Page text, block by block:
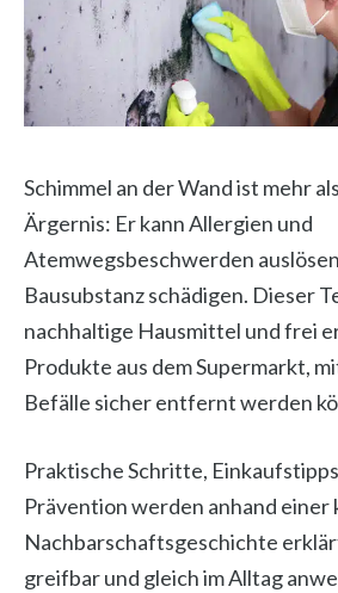
Schimmel an der Wand ist mehr
Ärgernis: Er kann Allergien und
Atemwegsbeschwerden
Bausubstanz schädigen. Dieser
nachhaltige Hausmittel und frei
Produkte aus dem Supermarkt,
Befälle sicher entfernt werden
Praktische Schritte,
Prävention werden anhand einer
Nachbarschaftsgeschichte
greifbar und gleich im Alltag